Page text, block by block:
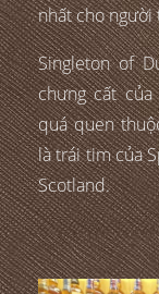
nhất cho người
Singleton of
chưng cất
quá quen
là trái tim của
Scotland.